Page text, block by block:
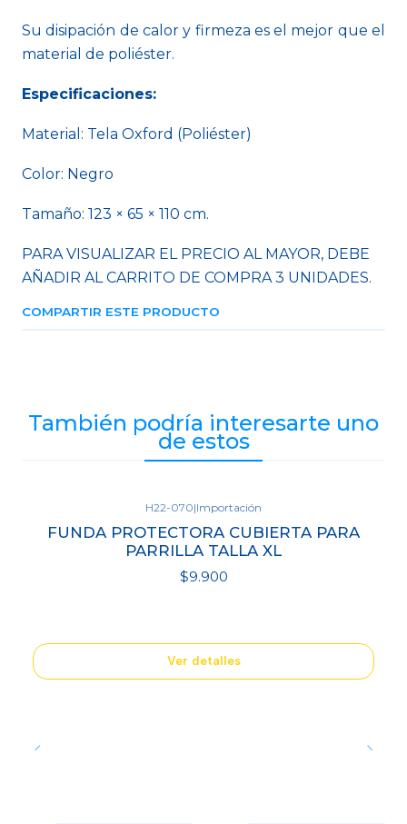
Su disipación de calor y firmeza es el mejor que el
material de poliéster.
Especificaciones:
Material: Tela Oxford (Poliéster)
Color: Negro
Tamaño: 123 × 65 × 110 cm.
PARA VISUALIZAR EL PRECIO AL MAYOR, DEBE
AÑADIR AL CARRITO DE COMPRA 3 UNIDADES.
COMPARTIR ESTE PRODUCTO
También podría interesarte uno
de estos
H22-070|Importación
FUNDA PROTECTORA CUBIERTA PARA
PARRILLA TALLA XL
$9.900
Ver detalles